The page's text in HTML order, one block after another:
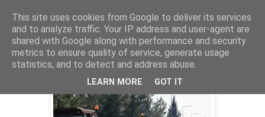
Τετάρτη 5 Φεβρουαρίου 2025
ΣΤΗΡΙΞΗ ΑΓΡΟΤΩΝ
This site uses cookies from Google to deliver its services
and to analyze traffic. Your IP address and user-agent are
shared with Google along with performance and security
metrics to ensure quality of service, generate usage
statistics, and to detect and address abuse.
LEARN MORE GOT IT